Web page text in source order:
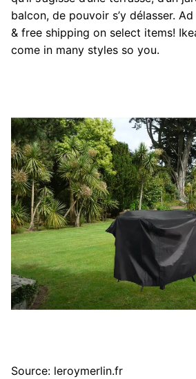
balcon, de pouvoir s’y délasser.
& free shipping on select items!
come in many styles so you.
Source: leroymerlin.fr